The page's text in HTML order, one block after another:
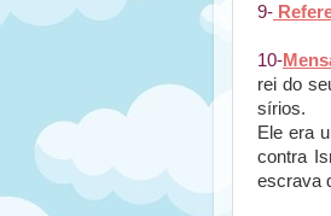
9-
10-
rei do
sírios.
Ele era
contra
escrava